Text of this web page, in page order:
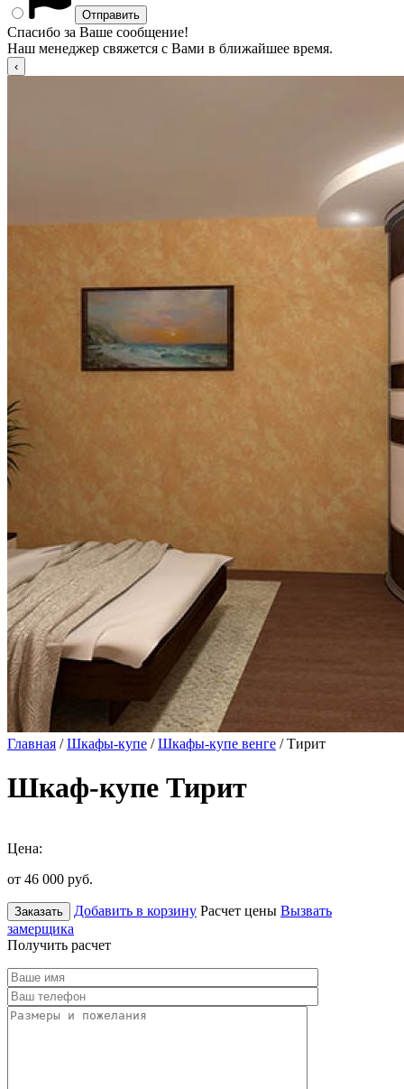
Спасибо за Ваше сообщение!
Наш менеджер свяжется с Вами в ближайшее время.
Главная /Шкафы-купе /Шкафы-купе венге / Тирит
Шкаф-купе Тирит
Цена:
от 46 000 руб.
Заказать Добавить в корзину Расчет цены Вызвать
замерщика
Получить расчет